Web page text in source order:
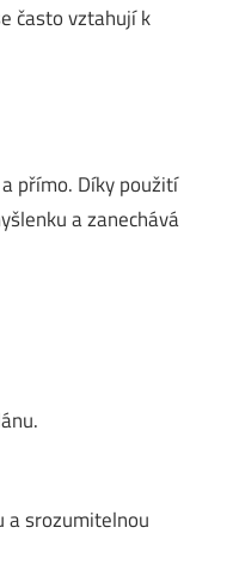
často vztahují k
přímo. Díky použití
a zanechává
a srozumitelnou